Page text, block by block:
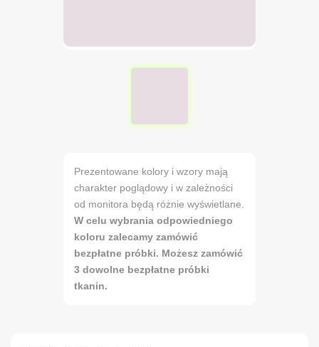
Prezentowane kolory i wzory mają
charakter poglądowy i w zależności
od monitora będą różnie wyświetlane.
W celu wybrania odpowiedniego
koloru zalecamy zamówić
bezpłatne próbki. Możesz zamówić
3 dowolne bezpłatne próbki
tkanin.